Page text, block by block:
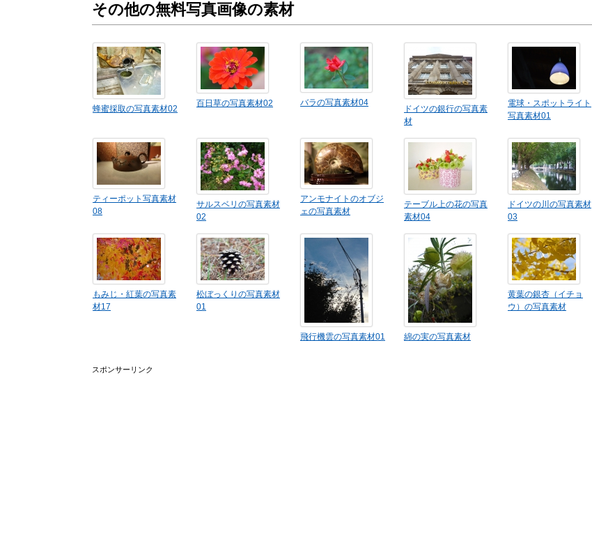
その他の無料写真画像の素材
蜂蜜採取の写真素材02
百日草の写真素材02 バラの写真素材04
ドイツの銀行の写真素
材
電球・スポットライト
写真素材01
ティーポット写真素材
08
サルスベリの写真素材
02
アンモナイトのオブジ
ェの写真素材
テーブル上の花の写真
素材04
ドイツの川の写真素材
03
もみじ・紅葉の写真素
材17
松ぼっくりの写真素材
01
飛行機雲の写真素材01 綿の実の写真素材
黄葉の銀杏（イチョ
ウ）の写真素材
スポンサーリンク